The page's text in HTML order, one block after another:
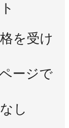
を受け
ージで
し